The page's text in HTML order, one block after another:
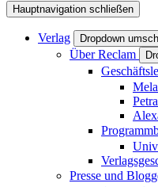
Hauptnavigation schließen
Verlag Dropdown
Über Reclam
Presse und